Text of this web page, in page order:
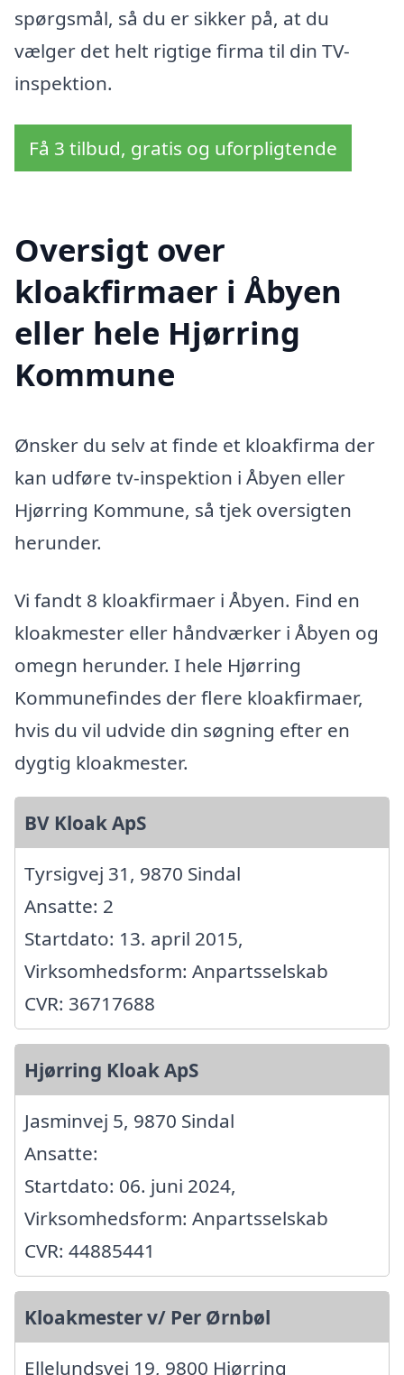
spørgsmål, så du er sikker på, at du
vælger det helt rigtige firma til din TV-
inspektion.
Få 3 tilbud, gratis og uforpligtende
Oversigt over
kloakfirmaer i Åbyen
eller hele Hjørring
Kommune
Ønsker du selv at finde et kloakfirma der
kan udføre tv-inspektion i Åbyen eller
Hjørring Kommune, så tjek oversigten
herunder.
Vi fandt 8 kloakfirmaer i Åbyen. Find en
kloakmester eller håndværker i Åbyen og
omegn herunder. I hele Hjørring
Kommunefindes der flere kloakfirmaer,
hvis du vil udvide din søgning efter en
dygtig kloakmester.
BV Kloak ApS
Tyrsigvej 31, 9870 Sindal
Ansatte: 2
Startdato: 13. april 2015,
Virksomhedsform: Anpartsselskab
CVR: 36717688
Hjørring Kloak ApS
Jasminvej 5, 9870 Sindal
Ansatte:
Startdato: 06. juni 2024,
Virksomhedsform: Anpartsselskab
CVR: 44885441
Kloakmester v/ Per Ørnbøl
Ellelundsvej 19, 9800 Hjørring